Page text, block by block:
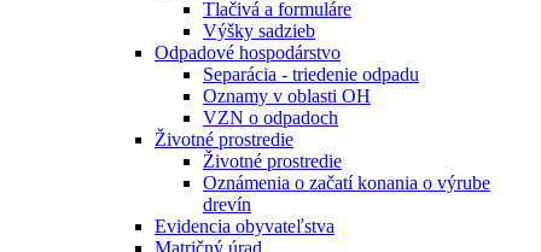
Tlačivá a formuláre
Výšky sadzieb
Odpadové hospodárstvo
Separácia - triedenie odpadu
Oznamy v oblasti OH
VZN o odpadoch
Životné prostredie
Životné prostredie
Oznámenia o začatí konania o výrube
drevín
Evidencia obyvateľstva
Matričný úrad